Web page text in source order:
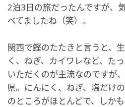
2泊3日の旅だったんですが、
べてましたね（笑）。
関西で鰹のたたきと言うと、
く、ねぎ、カイワレなど、た
いただくのが主流なのですが
県。にんにく、ねぎ、塩だけ
のところがほとんどで、しか